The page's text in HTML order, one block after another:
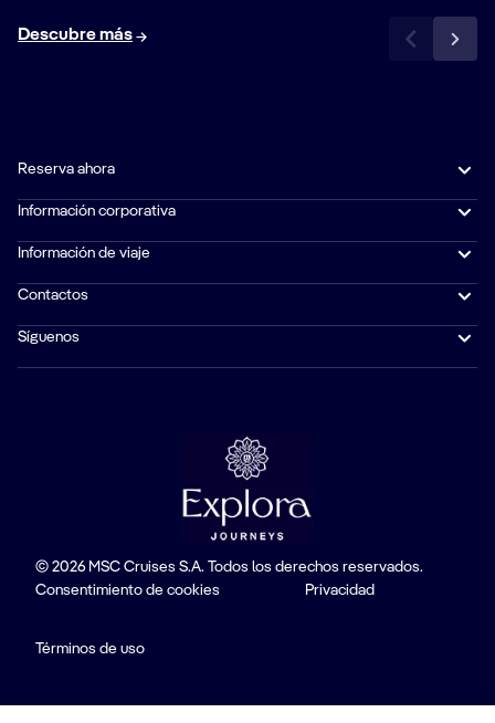
Descubre más
Reserva ahora
Información corporativa
Información de viaje
Contactos
Síguenos
© 2026 MSC Cruises S.A. Todos los derechos reservados.
Consentimiento de cookies
Privacidad
Términos de uso